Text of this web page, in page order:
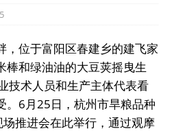
，位于富阳区春建乡的建飞家
棒和绿油油的大豆荚摇曳生
技术人员和生产主体代表看
。6月25日，杭州市旱粮品种
场推进会在此举行，通过观摩